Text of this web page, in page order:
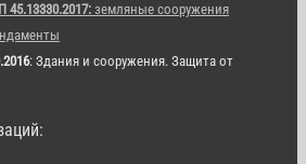
45.13330.2017:земляные сооружения
: Здания и сооружения. Защита от